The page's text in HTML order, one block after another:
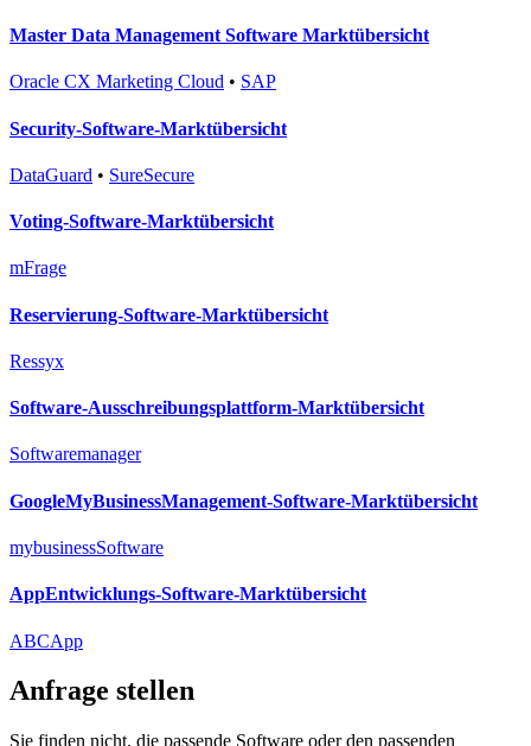
Master Data Management Software Marktübersicht
Oracle CX Marketing Cloud • SAP
Security-Software-Marktübersicht
DataGuard • SureSecure
Voting-Software-Marktübersicht
mFrage
Reservierung-Software-Marktübersicht
Ressyx
Software-Ausschreibungsplattform-Marktübersicht
Softwaremanager
GoogleMyBusinessManagement-Software-Marktübersicht
mybusinessSoftware
AppEntwicklungs-Software-Marktübersicht
ABCApp
Anfrage stellen
Sie finden nicht, die passende Software oder den passenden